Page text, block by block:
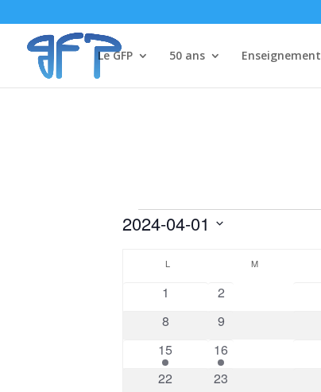
Le GFP 50 ans Enseignement
Évènements
2024-04-01
Calendrier
Évènements
L MMARDI
0
1
0
2
0
8
0
9
1
évènement
15
1
évènement
16
0
22
0
23